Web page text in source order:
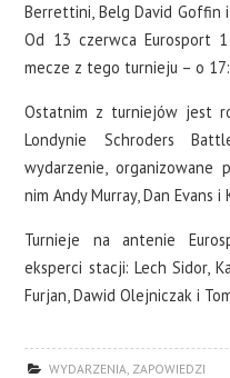
Berrettini, Belg David Goffin
Od 13 czerwca Eurosport
mecze z tego turnieju – o
Ostatnim z turniejów jest
Londynie Schroders
wydarzenie, organizowane
nim Andy Murray, Dan Evans i
Turnieje na antenie
eksperci stacji: Lech Sidor,
Furjan, Dawid Olejniczak i
WYDARZENIA, ZAPOWIEDZI